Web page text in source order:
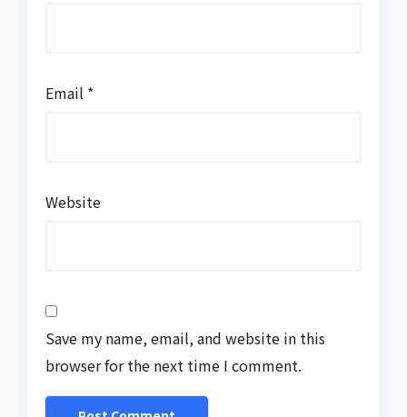
Email *
Website
Save my name, email, and website in this
browser for the next time I comment.